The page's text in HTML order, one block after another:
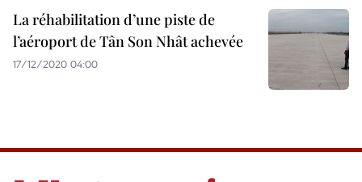
La réhabilitation d’une piste de
l’aéroport de Tân Son Nhât achevée
17/12/2020 04:00